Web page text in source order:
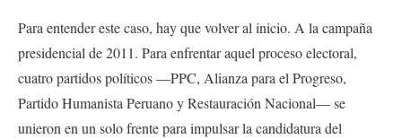
Para entender este caso, hay que volver al inicio. A la campaña
presidencial de 2011. Para enfrentar aquel proceso electoral,
cuatro partidos políticos —PPC, Alianza para el Progreso,
Partido Humanista Peruano y Restauración Nacional— se
unieron en un solo frente para impulsar la candidatura del